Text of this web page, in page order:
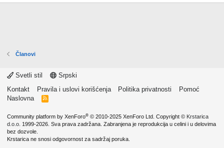
Članovi
Svetli stil
Srpski
Kontakt
Pravila i uslovi korišćenja Politika privatnosti
Pomoć
Naslovna
R
Community platform by XenForo® © 2010-2025 XenForo Ltd. Copyright © Krstarica
d.o.o. 1999-2026. Sva prava zadržana. Zabranjena je reprodukcija u celini i u delovima
bez dozvole.
Krstarica ne snosi odgovornost za sadržaj poruka.